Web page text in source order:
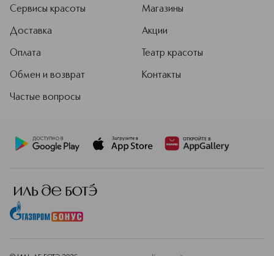
Сервисы красоты
Доставка
Оплата
Обмен и возврат
Частые вопросы
Магазины
Акции
Театр красоты
Контакты